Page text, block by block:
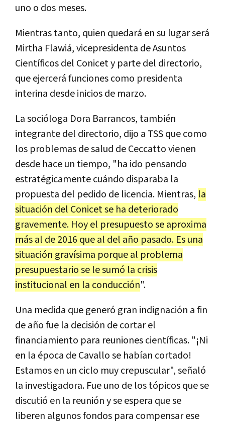
uno o dos meses.
Mientras tanto, quien quedará en su lugar será
Mirtha Flawiá, vicepresidenta de Asuntos
Científicos del Conicet y parte del directorio,
que ejercerá funciones como presidenta
interina desde inicios de marzo.
La socióloga Dora Barrancos, también
integrante del directorio, dijo a TSS que como
los problemas de salud de Ceccatto vienen
desde hace un tiempo, "ha ido pensando
estratégicamente cuándo disparaba la
propuesta del pedido de licencia. Mientras, la
situación del Conicet se ha deteriorado
gravemente. Hoy el presupuesto se aproxima
más al de 2016 que al del año pasado. Es una
situación gravísima porque al problema
presupuestario se le sumó la crisis
institucional en la conducción".
Una medida que generó gran indignación a fin
de año fue la decisión de cortar el
financiamiento para reuniones científicas. "¡Ni
en la época de Cavallo se habían cortado!
Estamos en un ciclo muy crepuscular", señaló
la investigadora. Fue uno de los tópicos que se
discutió en la reunión y se espera que se
liberen algunos fondos para compensar ese